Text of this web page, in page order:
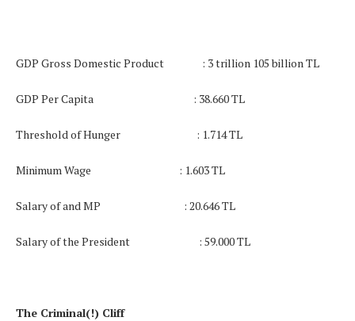
GDP Gross Domestic Product : 3 trillion 105 billion TL
GDP Per Capita : 38.660 TL
Threshold of Hunger : 1.714 TL
Minimum Wage : 1.603 TL
Salary of and MP : 20.646 TL
Salary of the President : 59.000 TL
The Criminal(!) Cliff